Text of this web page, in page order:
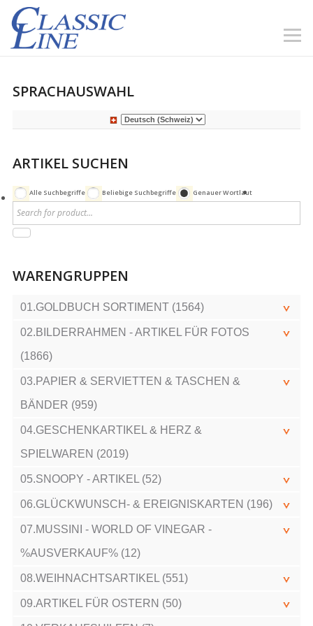
SPRACHAUSWAHL
ARTIKEL SUCHEN
Alle Suchbegriffe Beliebige Suchbegriffe Genauer Wortlaut
WARENGRUPPEN
01.GOLDBUCH SORTIMENT (1564)
02.BILDERRAHMEN - ARTIKEL FÜR FOTOS
(1866)
03.PAPIER & SERVIETTEN & TASCHEN &
BÄNDER (959)
04.GESCHENKARTIKEL & HERZ &
SPIELWAREN (2019)
05.SNOOPY - ARTIKEL (52)
06.GLÜCKWUNSCH- & EREIGNISKARTEN (196)
07.MUSSINI - WORLD OF VINEGAR -
%AUSVERKAUF% (12)
08.WEIHNACHTSARTIKEL (551)
09.ARTIKEL FÜR OSTERN (50)